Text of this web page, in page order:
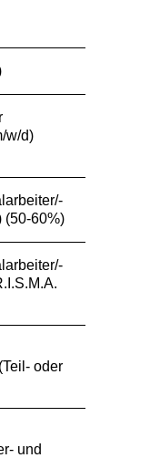
w/d)
(50-60%)
oder
und